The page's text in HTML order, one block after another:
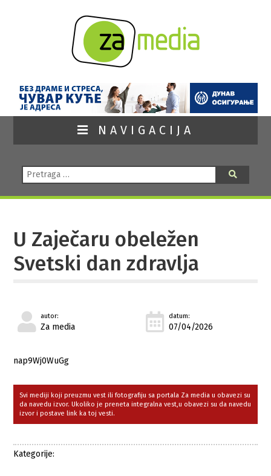
NAVIGACIJA
Pretraga:
U Zaječaru obeležen
Svetski dan zdravlja
autor:
Za media
datum:
07/04/2026
nap9Wj0WuGg
Svi mediji koji preuzmu vest ili fotografiju sa portala Za media u obavezi su
da navedu izvor. Ukoliko je preneta integralna vest,u obavezi su da navedu
izvor i postave link ka toj vesti.
Kategorije: